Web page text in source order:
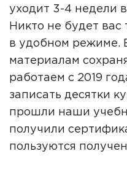
уходит 3-4 недели
Никто не будет вас
в удобном режиме.
материалам
работаем с 2019
записать десятки
прошли наши
получили
пользуются